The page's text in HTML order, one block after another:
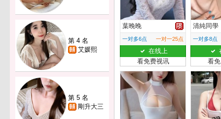
第 4 名
艾媛熙
第 5 名
剛升大三
葉晚晚
一对多6点 一对一25点
在线上
看免费视讯
清純同學
一对多8点
看